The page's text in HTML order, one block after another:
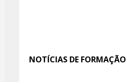
NOTÍCIAS DE FORMAÇÃO